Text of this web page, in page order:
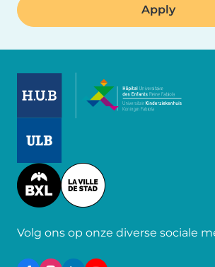
Image
Volg ons op onze diverse sociale